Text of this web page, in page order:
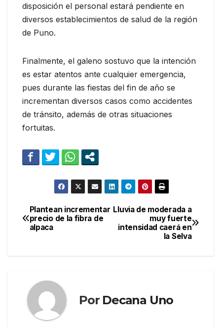
disposición el personal estará pendiente en
diversos establecimientos de salud de la región
de Puno.
Finalmente, el galeno sostuvo que la intención
es estar atentos ante cualquier emergencia,
pues durante las fiestas del fin de año se
incrementan diversos casos como accidentes
de tránsito, además de otras situaciones
fortuitas.
Navegación
de
Lluvia de moderada a
muy fuerte
intensidad caerá en
la Selva
Plantean incrementar
precio de la fibra de
alpaca
Por Decana Uno